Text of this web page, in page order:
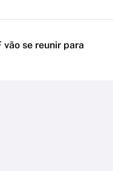
se reunir para